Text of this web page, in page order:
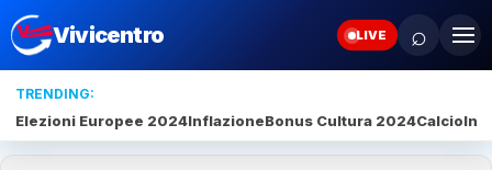
Vivicentro LIVE ⌕
TRENDING:
Elezioni Europee 2024InflazioneBonus Cultura 2024Calcio